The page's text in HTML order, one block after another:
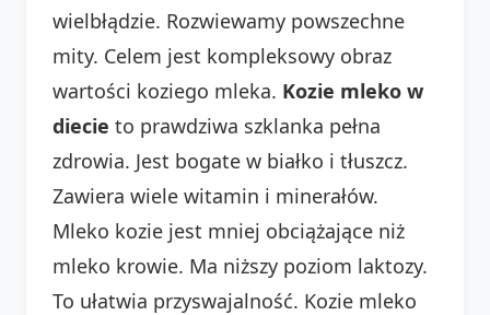
wielbłądzie. Rozwiewamy powszechne
mity. Celem jest kompleksowy obraz
wartości koziego mleka. Kozie mleko w
diecie to prawdziwa szklanka pełna
zdrowia. Jest bogate w białko i tłuszcz.
Zawiera wiele witamin i minerałów.
Mleko kozie jest mniej obciążające niż
mleko krowie. Ma niższy poziom laktozy.
To ułatwia przyswajalność. Kozie mleko